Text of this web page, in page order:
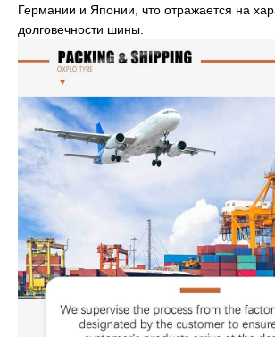
Германии и Японии, что отражается на
долговечности шины.